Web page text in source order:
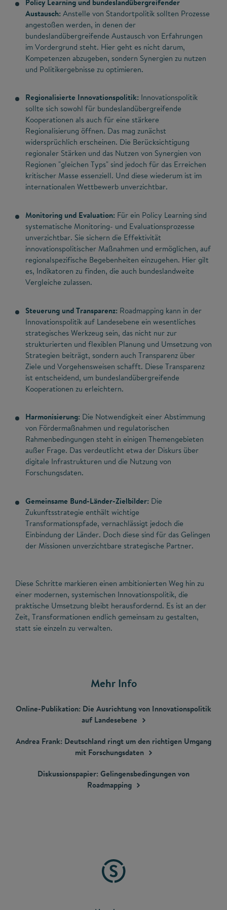
Policy Learning und bundeslandübergreifender
Austausch: Anstelle von Standortpolitik sollten Prozesse
angestoßen werden, in denen der
bundeslandübergreifende Austausch von Erfahrungen
im Vordergrund steht. Hier geht es nicht darum,
Kompetenzen abzugeben, sondern Synergien zu nutzen
und Politikergebnisse zu optimieren.
Regionalisierte Innovationspolitik: Innovationspolitik
sollte sich sowohl für bundeslandübergreifende
Kooperationen als auch für eine stärkere
Regionalisierung öffnen. Das mag zunächst
widersprüchlich erscheinen. Die Berücksichtigung
regionaler Stärken und das Nutzen von Synergien von
Regionen "gleichen Typs" sind jedoch für das Erreichen
kritischer Masse essenziell. Und diese wiederum ist im
internationalen Wettbewerb unverzichtbar.
Monitoring und Evaluation: Für ein Policy Learning sind
systematische Monitoring- und Evaluationsprozesse
unverzichtbar. Sie sichern die Effektivität
innovationspolitischer Maßnahmen und ermöglichen, auf
regionalspezifische Begebenheiten einzugehen. Hier gilt
es, Indikatoren zu finden, die auch bundeslandweite
Vergleiche zulassen.
Steuerung und Transparenz: Roadmapping kann in der
Innovationspolitik auf Landesebene ein wesentliches
strategisches Werkzeug sein, das nicht nur zur
strukturierten und flexiblen Planung und Umsetzung von
Strategien beiträgt, sondern auch Transparenz über
Ziele und Vorgehensweisen schafft. Diese Transparenz
ist entscheidend, um bundeslandübergreifende
Kooperationen zu erleichtern.
Harmonisierung: Die Notwendigkeit einer Abstimmung
von Fördermaßnahmen und regulatorischen
Rahmenbedingungen steht in einigen Themengebieten
außer Frage. Das verdeutlicht etwa der Diskurs über
digitale Infrastrukturen und die Nutzung von
Forschungsdaten.
Gemeinsame Bund-Länder-Zielbilder: Die
Zukunftsstrategie enthält wichtige
Transformationspfade, vernachlässigt jedoch die
Einbindung der Länder. Doch diese sind für das Gelingen
der Missionen unverzichtbare strategische Partner.
Diese Schritte markieren einen ambitionierten Weg hin zu
einer modernen, systemischen Innovationspolitik, die
praktische Umsetzung bleibt herausfordernd. Es ist an der
Zeit, Transformationen endlich gemeinsam zu gestalten,
statt sie einzeln zu verwalten.
Mehr Info
Online-Publikation: Die Ausrichtung von Innovationspolitik
aufLandesebene
Andrea Frank: Deutschland ringt um den richtigen Umgang
mit Forschungsdaten
Diskussionspapier: Gelingensbedingungen von
Roadmapping